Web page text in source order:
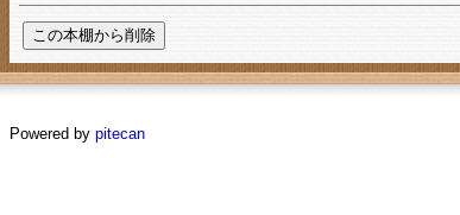
Powered by pitecan